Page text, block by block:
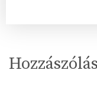
Vitaminok